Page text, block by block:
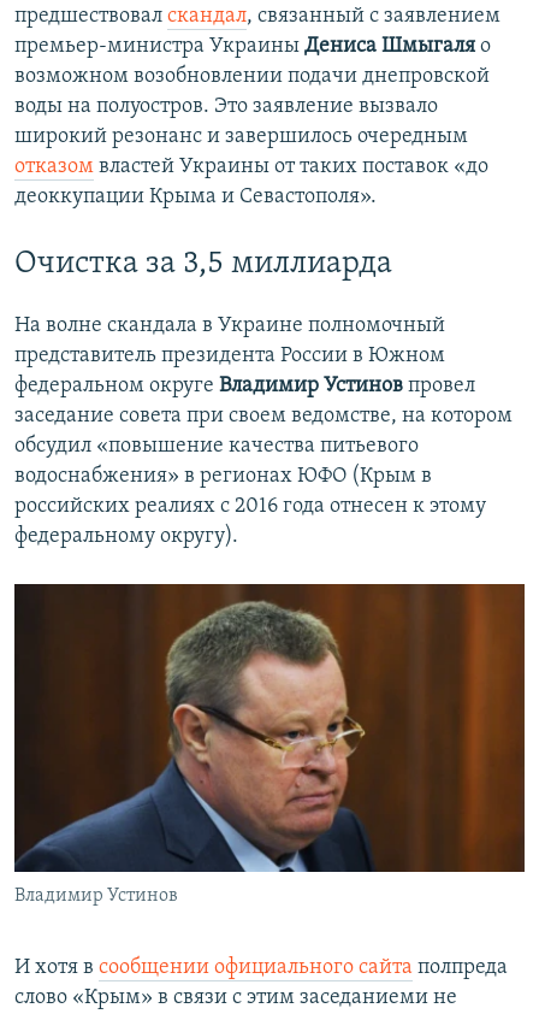
предшествовал скандал, связанный с заявлением
премьер-министра Украины Дениса Шмыгаля о
возможном возобновлении подачи днепровской
воды на полуостров. Это заявление вызвало
широкий резонанс и завершилось очередным
отказом властей Украины от таких поставок «до
деоккупации Крыма и Севастополя».
Очистка за 3,5 миллиарда
На волне скандала в Украине полномочный
представитель президента России в Южном
федеральном округе Владимир Устинов провел
заседание совета при своем ведомстве, на котором
обсудил «повышение качества питьевого
водоснабжения» в регионах ЮФО (Крым в
российских реалиях с 2016 года отнесен к этому
федеральному округу).
Владимир Устинов
И хотя в сообщении официального сайта полпреда
слово «Крым» в связи с этим заседаниеми не